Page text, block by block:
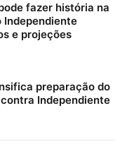
fazer história na
Independiente
e projeções
preparação do
Independiente